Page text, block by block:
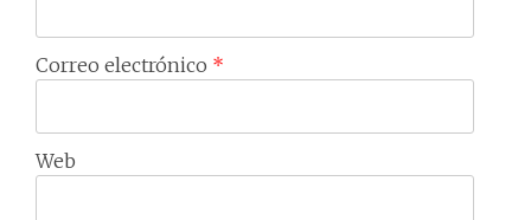
Correo electrónico *
Web